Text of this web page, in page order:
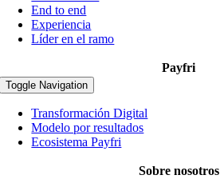
End to end
Experiencia
Líder en el ramo
Payfri
Toggle Navigation
Transformación Digital
Modelo por resultados
Ecosistema Payfri
Sobre nosotros